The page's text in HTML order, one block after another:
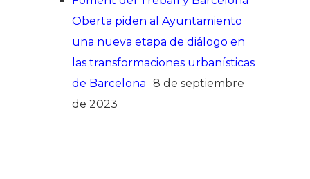
Oberta piden al Ayuntamiento
una nueva etapa de diálogo en
las transformaciones urbanísticas
de Barcelona 8 de septiembre
de 2023